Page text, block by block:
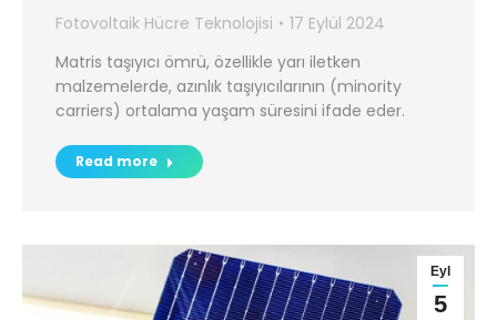
Fotovoltaik Hücre Teknolojisi
17 Eylül 2024
Matris taşıyıcı ömrü, özellikle yarı iletken
malzemelerde, azınlık taşıyıcılarının (minority
carriers) ortalama yaşam süresini ifade eder.
Read more
Eyl
5